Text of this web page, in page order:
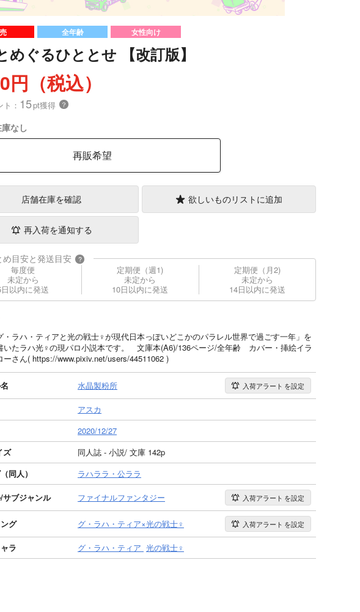
全年齢 女性向け
めぐるひととせ 【改訂版】
円（税込）
： 15pt獲得 ？
庫なし
再販希望
店舗在庫を確認 欲しいものリストに追加
再入荷を通知する
め目安と発送目安 ?
毎度便
未定から
以内に発送
定期便（週1)
未定から
10日以内に発送
定期便（月2)
未定から
14日以内に発送
・ラハ・ティアと光の戦士♀が現代日本っぽいどこかのパラレル世界で過ごす一年」を
いたラハ光♀の現パロ小説本です。 文庫本(A6)/136ページ/全年齢 カバー・挿絵イラ
ーさん( https://www.pixiv.net/users/44511062 )
水晶製粉所 入荷アラート を設定
アスカ
2020/12/27
ズ
同人誌 - 小説/ 文庫 142p
同人）
ラハララ・公ララ
サブジャンル ファイナルファンタジー 入荷アラート を設定
グ グ・ラハ・ティア×光の戦士♀ 入荷アラート を設定
ラ グ・ラハ・ティア 光の戦士♀